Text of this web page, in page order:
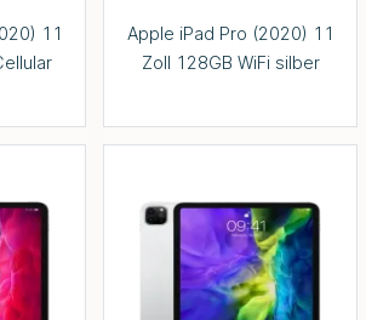
11
Apple iPad Pro (2020) 11
Zoll 128GB WiFi silber